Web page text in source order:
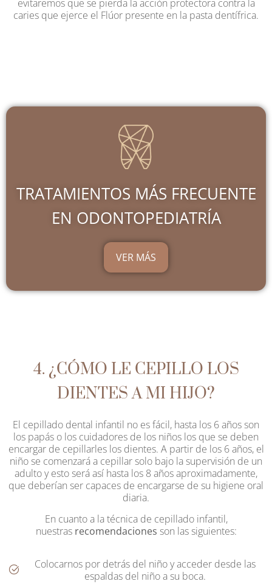
evitaremos que se pierda la acción protectora contra la
caries que ejerce el Flúor presente en la pasta dentífrica.
TRATAMIENTOS MÁS FRECUENTE
EN ODONTOPEDIATRÍA
VER MÁS
4. ¿CÓMO LE CEPILLO LOS
DIENTES A MI HIJO?
El cepillado dental infantil no es fácil, hasta los 6 años son
los papás o los cuidadores de los niños los que se deben
encargar de cepillarles los dientes. A partir de los 6 años, el
niño se comenzará a cepillar solo bajo la supervisión de un
adulto y esto será así hasta los 8 años aproximadamente,
que deberían ser capaces de encargarse de su higiene oral
diaria.
En cuanto a la técnica de cepillado infantil,
nuestras recomendaciones son las siguientes:
Colocarnos por detrás del niño y acceder desde las
espaldas del niño a su boca.